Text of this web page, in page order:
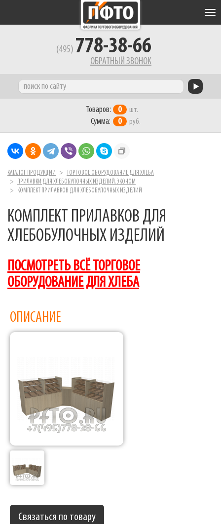
(495) 778-38-66
ОБРАТНЫЙ ЗВОНОК
Товаров: 0 шт.
Сумма: 0 руб.
КАТАЛОГ ПРОДУКЦИИ
ТОРГОВОЕ ОБОРУДОВАНИЕ ДЛЯ ХЛЕБА
ПРИЛАВКИ ДЛЯ ХЛЕБОБУЛОЧНЫХ ИЗДЕЛИЙ.ЭКОНОМ
КОМПЛЕКТ ПРИЛАВКОВ ДЛЯ ХЛЕБОБУЛОЧНЫХ ИЗДЕЛИЙ
КОМПЛЕКТ ПРИЛАВКОВ ДЛЯ
ХЛЕБОБУЛОЧНЫХ ИЗДЕЛИЙ
ПОСМОТРЕТЬ ВСЁ ТОРГОВОЕ
ОБОРУДОВАНИЕ ДЛЯ ХЛЕБА
ОПИСАНИЕ
Связаться по товару